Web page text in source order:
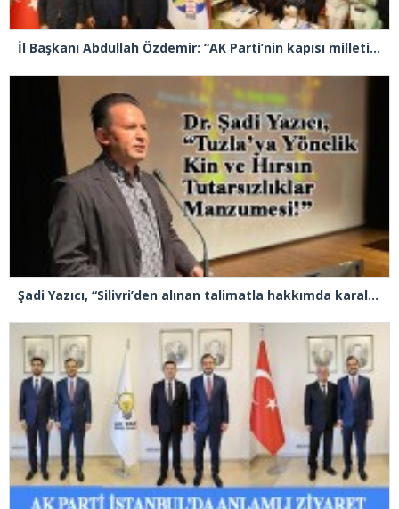
İl Başkanı Abdullah Özdemir: “AK Parti’nin kapısı milletine hizmet etmek isteyen herkese açıktır”
Şadi Yazıcı, “Silivri’den alınan talimatla hakkımda karalama kampanyası yürütülüyor”